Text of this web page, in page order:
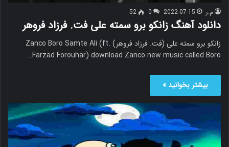
م.ر 2022-07-15
0
52
دانلود آهنگ زانکو برو سمته علی فت. فرزاد فروهر
زانکو برو سمته علی (فت. فرزاد فروهر) Zanco Boro Samte Ali (ft.
Farzad Forouhar) download Zanco new music called Boro…
بیشتر بخوانید »